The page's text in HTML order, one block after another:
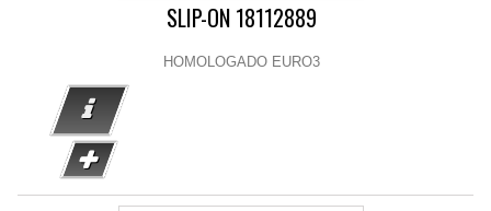
SLIP-ON 18112889
HOMOLOGADO EURO3